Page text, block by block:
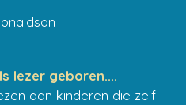
lezer geboren....
aan kinderen die zelf